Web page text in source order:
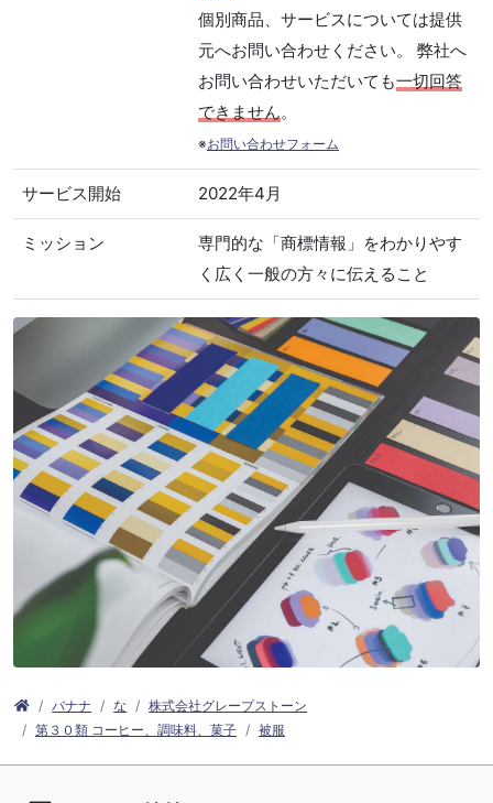
個別商品、サービスについては提供
元へお問い合わせください。 弊社へ
お問い合わせいただいても一切回答
できません。
※お問い合わせフォーム
サービス開始 2022年4月
ミッション
専門的な「商標情報」をわかりやす
く広く一般の方々に伝えること
バナナ な
株式会社グレープストーン
第３０類 コーヒー、調味料、菓子
被服